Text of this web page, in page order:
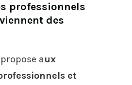
professionnels
des
aux
et